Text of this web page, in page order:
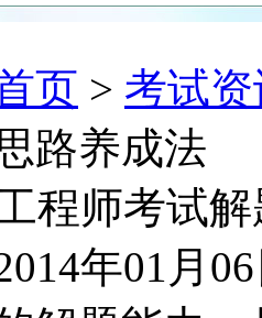
页 > 考试
路养成法
程师考试
年01月